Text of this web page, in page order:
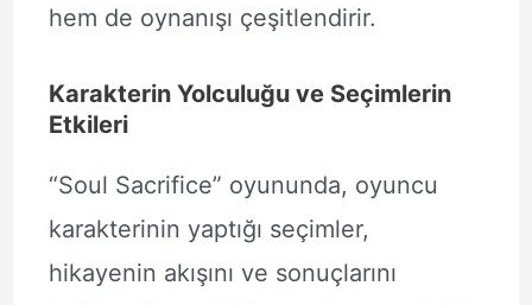
hem de oynanışı çeşitlendirir.
Karakterin Yolculuğu ve Seçimlerin
Etkileri
“Soul Sacrifice” oyununda, oyuncu
karakterinin yaptığı seçimler,
hikayenin akışını ve sonuçlarını